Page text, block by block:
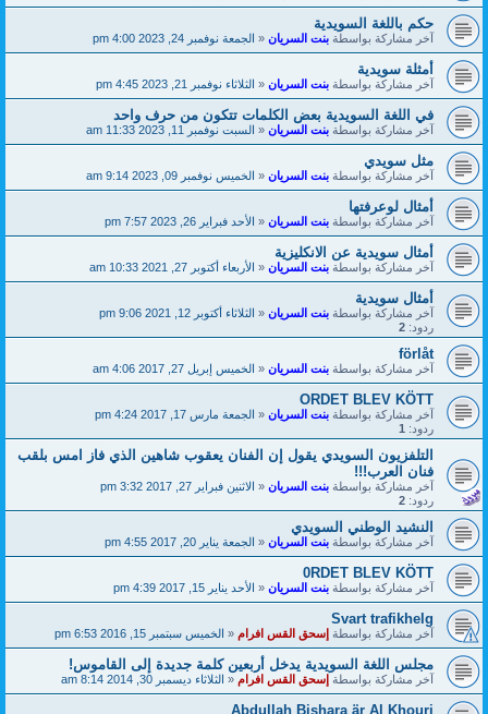
حكم باللغة السويدية
آخر مشاركة بواسطةبنت السريان«الجمعة نوفمبر 24, 2023 4:00 pm
أمثلة سويدية
آخر مشاركة بواسطةبنت السريان«الثلاثاء نوفمبر 21, 2023 4:45 pm
في اللغة السويدية بعض الكلمات تتكون من حرف واحد
آخر مشاركة بواسطةبنت السريان«السبت نوفمبر 11, 2023 11:33 am
مثل سويدي
آخر مشاركة بواسطةبنت السريان«الخميس نوفمبر 09, 2023 9:14 am
أمثال لوعرفتها
آخر مشاركة بواسطةبنت السريان«الأحد فبراير 26, 2023 7:57 pm
أمثال سويدية عن الانكليزية
آخر مشاركة بواسطةبنت السريان«الأربعاء أكتوبر 27, 2021 10:33 am
أمثال سويدية
آخر مشاركة بواسطةبنت السريان«الثلاثاء أكتوبر 12, 2021 9:06 pm
ردود: 2
förlåt
آخر مشاركة بواسطةبنت السريان«الخميس إبريل 27, 2017 4:06 am
ORDET BLEV KÖTT
آخر مشاركة بواسطةبنت السريان«الجمعة مارس 17, 2017 4:24 pm
ردود: 1
التلفزيون السويدي يقول إن الفنان يعقوب شاهين الذي فاز امس بلقب
فنان العرب!!!
آخر مشاركة بواسطةبنت السريان«الاثنين فبراير 27, 2017 3:32 pm
ردود: 2
النشيد الوطني السويدي
آخر مشاركة بواسطةبنت السريان«الجمعة يناير 20, 2017 4:55 pm
0RDET BLEV KÖTT
آخر مشاركة بواسطةبنت السريان«الأحد يناير 15, 2017 4:39 pm
Svart trafikhelg
آخر مشاركة بواسطةإسحق القس افرام«الخميس سبتمبر 15, 2016 6:53 pm
مجلس اللغة السويدية يدخل أربعين كلمة جديدة إلى القاموس!
آخر مشاركة بواسطةإسحق القس افرام«الثلاثاء ديسمبر 30, 2014 8:14 am
Abdullah Bishara är Al Khouri